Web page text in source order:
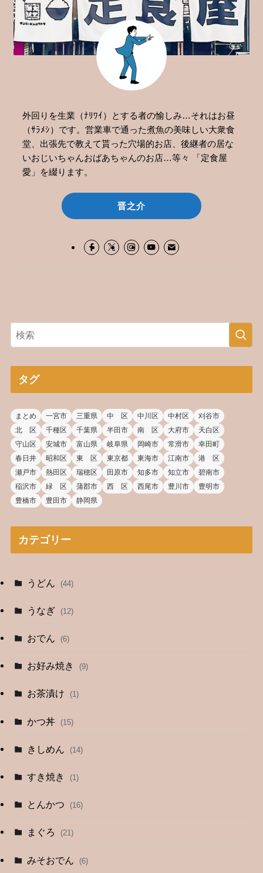
外回りを生業（ﾅﾘﾜｲ）とする者の愉しみ…それはお昼
（ｻﾗﾒｼ）です。営業車で通った煮魚の美味しい大衆食
堂、出張先で教えて貰った穴場的お店、後継者の居な
いおじいちゃんおばあちゃんのお店…等々 「定食屋
愛」を綴ります。
晋之介
タグ
まとめ 一宮市 三重県 中 区 中川区 中村区
刈谷市
北 区
千種区 千葉県 半田市 南 区 大府市
天白区
守山区
安城市 富山県 岐阜県 岡崎市 常滑市
幸田町
春日井
昭和区 東 区 東京都 東海市 江南市
港 区
瀬戸市
熱田区 瑞穂区 田原市 知多市 知立市
碧南市
稲沢市
緑 区 蒲郡市 西 区 西尾市 豊川市
豊明市
豊橋市
豊田市 静岡県
カテゴリー
うどん (44)
うなぎ (12)
おでん (6)
お好み焼き (9)
お茶漬け (1)
かつ丼 (15)
きしめん (14)
すき焼き (1)
とんかつ (16)
まぐろ (21)
みそおでん (6)